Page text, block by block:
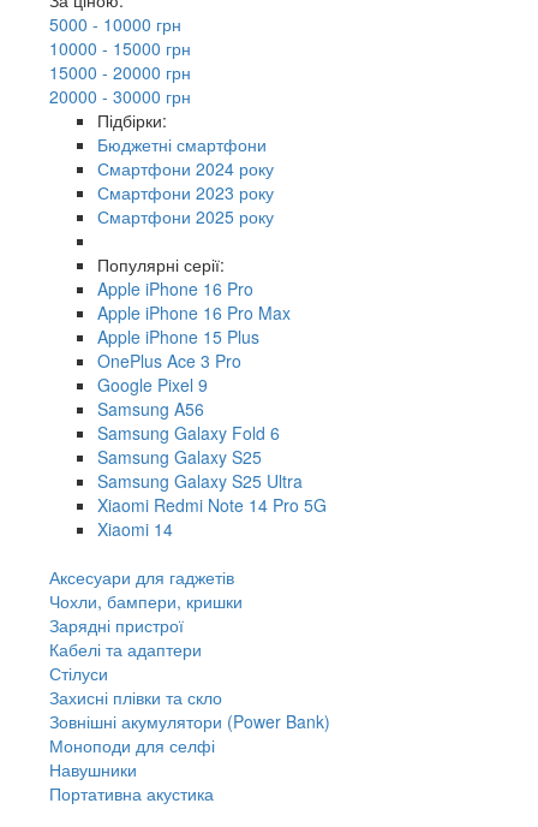
5000 - 10000 грн
10000 - 15000 грн
15000 - 20000 грн
20000 - 30000 грн
Підбірки:
Бюджетні смартфони
Смартфони 2024 року
Смартфони 2023 року
Смартфони 2025 року
Популярні серії:
Apple iPhone 16 Pro
Apple iPhone 16 Pro Max
Apple iPhone 15 Plus
OnePlus Ace 3 Pro
Google Pixel 9
Samsung A56
Samsung Galaxy Fold 6
Samsung Galaxy S25
Samsung Galaxy S25 Ultra
Xiaomi Redmi Note 14 Pro 5G
Xiaomi 14
Аксесуари для гаджетів
Чохли, бампери, кришки
Зарядні пристрої
Кабелі та адаптери
Стілуси
Захисні плівки та скло
Зовнішні акумулятори (Power Bank)
Моноподи для селфі
Навушники
Портативна акустика